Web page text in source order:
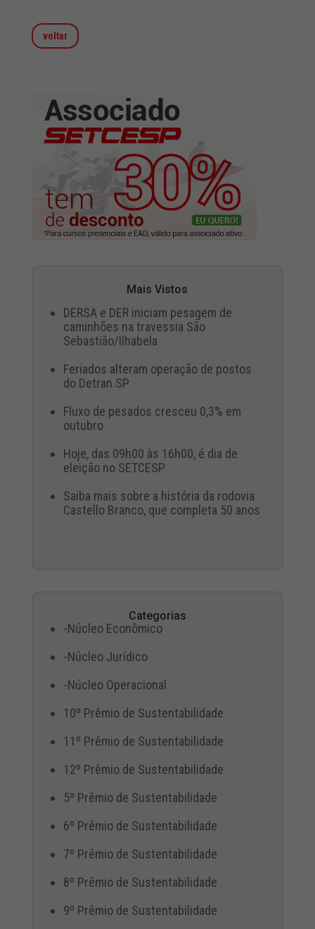
voltar
Mais Vistos
DERSA e DER iniciam pesagem de
caminhões na travessia São
Sebastião/Ilhabela
Feriados alteram operação de postos
do Detran.SP
Fluxo de pesados cresceu 0,3% em
outubro
Hoje, das 09h00 às 16h00, é dia de
eleição no SETCESP
Saiba mais sobre a história da rodovia
Castello Branco, que completa 50 anos
Categorias
-Núcleo Econômico
-Núcleo Jurídico
-Núcleo Operacional
10º Prêmio de Sustentabilidade
11º Prêmio de Sustentabilidade
12º Prêmio de Sustentabilidade
5º Prêmio de Sustentabilidade
6º Prêmio de Sustentabilidade
7º Prêmio de Sustentabilidade
8º Prêmio de Sustentabilidade
9º Prêmio de Sustentabilidade